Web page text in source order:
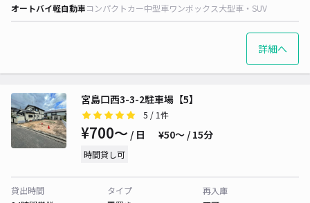
オートバイ軽自動車コンパクトカー中型車ワンボックス大型車・SUV
詳細へ
宮島口西3-3-2駐車場【5】
5 / 1件
¥700〜 / 日 ¥50〜 / 15分
時間貸し可
貸出時間
タイプ
再入庫